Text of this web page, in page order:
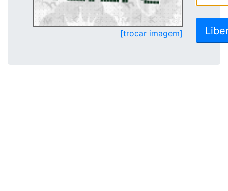
[trocar imagem]